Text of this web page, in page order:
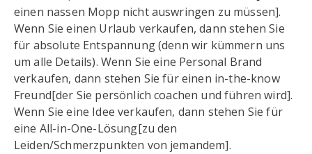
einen nassen Mopp nicht auswringen zu müssen].
Wenn Sie einen Urlaub verkaufen, dann stehen Sie
für absolute Entspannung (denn wir kümmern uns
um alle Details). Wenn Sie eine Personal Brand
verkaufen, dann stehen Sie für einen in-the-know
Freund[der Sie persönlich coachen und führen wird].
Wenn Sie eine Idee verkaufen, dann stehen Sie für
eine All-in-One-Lösung[zu den
Leiden/Schmerzpunkten von jemandem].